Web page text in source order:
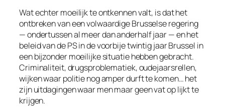
Wat echter moeilijk te ontkennen valt, is dat het
ontbreken van een volwaardige Brusselse regering
— ondertussen al meer dan anderhalf jaar — en het
beleid van de PS in de voorbije twintig jaar Brussel in
een bijzonder moeilijke situatie hebben gebracht.
Criminaliteit, drugsproblematiek, oudejaarsrellen,
wijken waar politie nog amper durft te komen… het
zijn uitdagingen waar men maar geen vat op lijkt te
krijgen.